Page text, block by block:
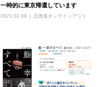
一時的に東京帰還しています
2021.02.09 北海道オンラインアジト